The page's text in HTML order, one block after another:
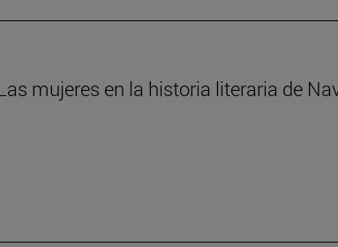
mujeres en la historia literaria de